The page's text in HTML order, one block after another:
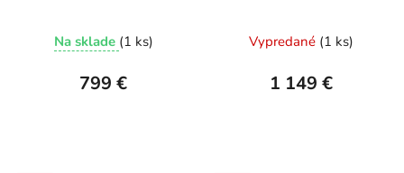
Na sklade (1 ks)
799 €
Vypredané (1 ks)
1 149 €